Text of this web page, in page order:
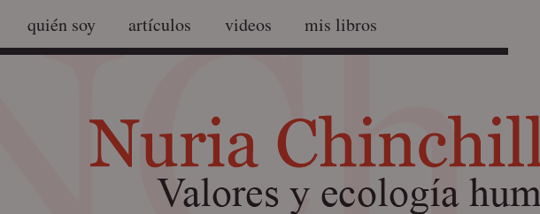
quién soy artículos videos mis libros